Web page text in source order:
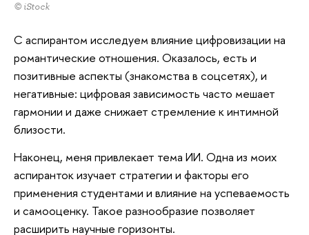
© iStock
С аспирантом исследуем влияние цифровизации на
романтические отношения. Оказалось, есть и
позитивные аспекты (знакомства в соцсетях), и
негативные: цифровая зависимость часто мешает
гармонии и даже снижает стремление к интимной
близости.
Наконец, меня привлекает тема ИИ. Одна из моих
аспиранток изучает стратегии и факторы его
применения студентами и влияние на успеваемость
и самооценку. Такое разнообразие позволяет
расширить научные горизонты.